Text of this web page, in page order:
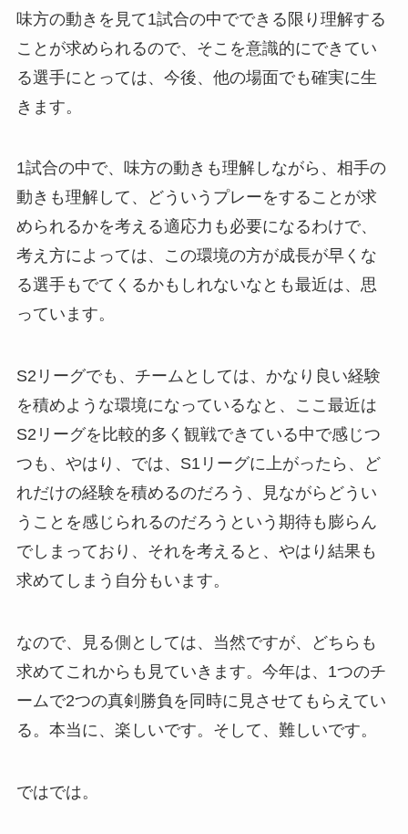
味方の動きを見て1試合の中でできる限り理解する
ことが求められるので、そこを意識的にできてい
る選手にとっては、今後、他の場面でも確実に生
きます。
1試合の中で、味方の動きも理解しながら、相手の
動きも理解して、どういうプレーをすることが求
められるかを考える適応力も必要になるわけで、
考え方によっては、この環境の方が成長が早くな
る選手もでてくるかもしれないなとも最近は、思
っています。
S2リーグでも、チームとしては、かなり良い経験
を積めような環境になっているなと、ここ最近は
S2リーグを比較的多く観戦できている中で感じつ
つも、やはり、では、S1リーグに上がったら、ど
れだけの経験を積めるのだろう、見ながらどうい
うことを感じられるのだろうという期待も膨らん
でしまっており、それを考えると、やはり結果も
求めてしまう自分もいます。
なので、見る側としては、当然ですが、どちらも
求めてこれからも見ていきます。今年は、1つのチ
ームで2つの真剣勝負を同時に見させてもらえてい
る。本当に、楽しいです。そして、難しいです。
ではでは。